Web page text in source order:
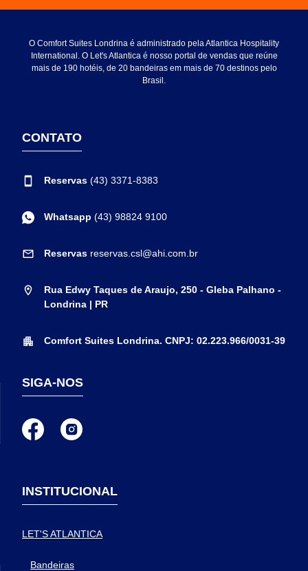
O Comfort Suites Londrina é administrado pela Atlantica Hospitality
International. O Let's Atlantica é nosso portal de vendas que reúne
mais de 190 hotéis, de 20 bandeiras em mais de 70 destinos pelo
Brasil.
CONTATO
Reservas (43) 3371-8383
Whatsapp (43) 98824 9100
Reservas reservas.csl@ahi.com.br
Rua Edwy Taques de Araujo, 250 - Gleba Palhano -
Londrina | PR
Comfort Suites Londrina. CNPJ: 02.223.966/0031-39
SIGA-NOS
INSTITUCIONAL
LET'S ATLANTICA
Bandeiras